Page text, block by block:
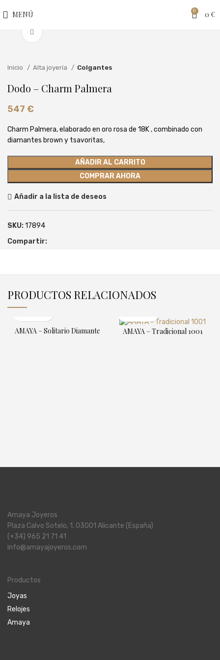
MENÚ 0 0 €
Inicio Alta joyería Colgantes
Dodo – Charm Palmera
547 €
Charm Palmera, elaborado en oro rosa de 18K , combinado con
diamantes brown y tsavoritas,
AÑADIR AL CARRITO
COMPRAR AHORA
Añadir a la lista de deseos
SKU:17894
Compartir:
PRODUCTOS RELACIONADOS
AMAYA – Solitario Diamante AMAYA – Tradicional 1001
Amaya Joyeros
Plaza Calvo Sotelo, 1, 03001 Alicante (España)
(+34) 965 21 71 41
info@amayajoyeros.com
Productos
Joyas
Relojes
Amaya